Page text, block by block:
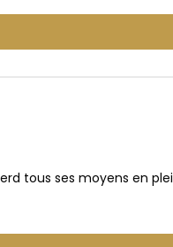
tous ses moyens en